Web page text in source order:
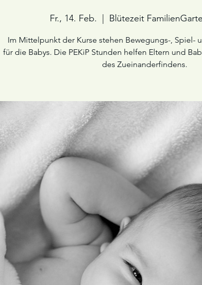
Fr., 14. Feb. Blütezeit
Im Mittelpunkt der Kurse stehen Bewegungs-, Spiel-
für die Babys. Die PEKiP Stunden helfen Eltern und
des Zueinanderfindens.